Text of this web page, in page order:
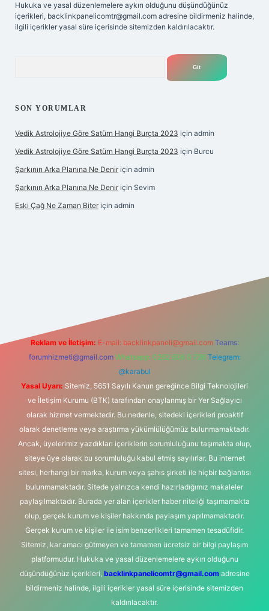
Hukuka ve yasal düzenlemelere aykırı olduğunu düşündüğünüz
içerikleri, backlinkpanelicomtr@gmail.com adresine bildirmeniz halinde,
ilgili içerikler yasal süre içerisinde sitemizden kaldırılacaktır.
SON YORUMLAR
Vedik Astrolojiye Göre Satürn Hangi Burçta 2023 için admin
Vedik Astrolojiye Göre Satürn Hangi Burçta 2023 için Burcu
Şarkının Arka Planına Ne Denir için admin
Şarkının Arka Planına Ne Denir için Sevim
Eski Çağ Ne Zaman Biter için admin
Reklam ve İletişim: E-mail: backlinkpaneli@gmail.com Teams:
forumhizmeti@gmail.com Whatsapp: 0262 606 0 726 Telegram:
@karabul
Yasal Uyarı: Sitemiz, 5651 Sayılı Kanun gereğince Bilgi Teknolojileri
ve İletişim Kurumu (BTK) tarafından onaylanmış bir Yer Sağlayıcı
olarak hizmet vermektedir. Bu nedenle, sitedeki içerikleri proaktif
olarak denetleme veya araştırma yükümlülüğümüz bulunmamaktadır.
Ancak, üyelerimiz yazdıkları içeriklerin sorumluluğunu taşımakta olup,
siteye üye olarak bu sorumluluğu kabul etmiş sayılırlar. Bu internet
sitesi, herhangi bir marka, kurum veya şahıs şirketi ile hiçbir bağlantısı
bulunmamaktadır. Sitede yalnızca kendi hazırladığımız makaleler
paylaşılmaktadır. Burada yer alan içerikler haber niteliği taşımamakta
olup, gerçek kurum ve kişiler hakkında paylaşım yapılmamaktadır.
Gerçek kurum ve kişiler ile isim benzerlikleri tamamen tesadüfidir.
Sitemiz, kar amacı gütmeyen ve tamamen ücretsiz bir bilgi paylaşım
platformudur. Hukuka ve yasal düzenlemelere aykırı olduğunu
düşündüğünüz içerikleri, backlinkpanelicomtr@gmail.comadresine
bildirmeniz halinde, ilgili içerikler yasal süre içerisinde sitemizden
kaldırılacaktır.